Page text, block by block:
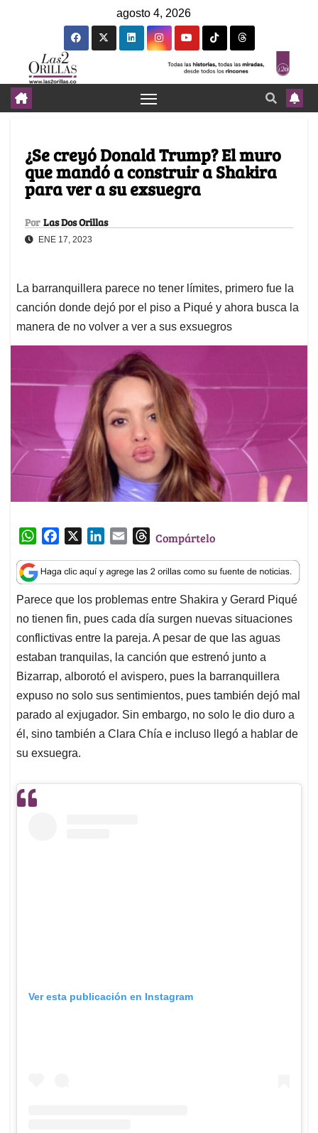
agosto 4, 2026
¿Se creyó Donald Trump? El muro
que mandó a construir a Shakira
para ver a su exsuegra
Por Las Dos Orillas
ENE 17, 2023
La barranquillera parece no tener límites, primero fue la
canción donde dejó por el piso a Piqué y ahora busca la
manera de no volver a ver a sus exsuegros
W
a
t
s
A
p
p
c
e
b
o
o
k
n
k
e
d
I
n
a
i
l
T
r
e
a
d
s
Compártelo
Parece que los problemas entre Shakira y Gerard Piqué
no tienen fin, pues cada día surgen nuevas situaciones
conflictivas entre la pareja. A pesar de que las aguas
estaban tranquilas, la canción que estrenó junto a
Bizarrap, alborotó el avispero, pues la barranquillera
expuso no solo sus sentimientos, pues también dejó mal
parado al exjugador. Sin embargo, no solo le dio duro a
él, sino también a Clara Chía e incluso llegó a hablar de
su exsuegra.
Ver esta publicación en Instagram